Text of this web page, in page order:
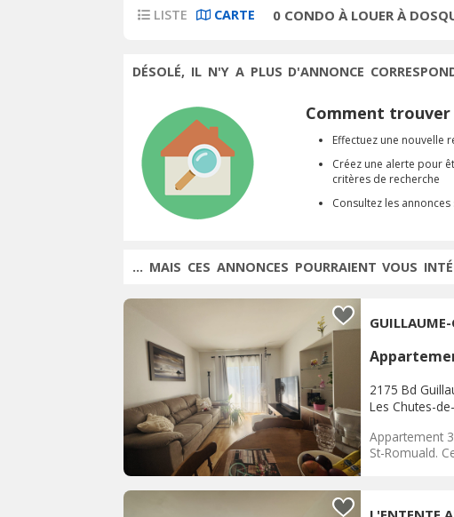
LISTE CARTE 0 CONDO À LOUER À
DÉSOLÉ, IL N'Y A PLUS D'ANNONCE
Comment
Effectuez une nouvelle
Créez une alerte pour
critères de recherche
Consultez les
... MAIS CES ANNONCES POURRAIENT VOUS
2175 Bd
Les Chutes-
Appartement
St-Romuald.